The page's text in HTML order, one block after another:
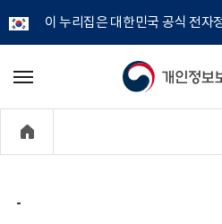
이 누리집은 대한민국 공식 전자
개
정
메
기
-